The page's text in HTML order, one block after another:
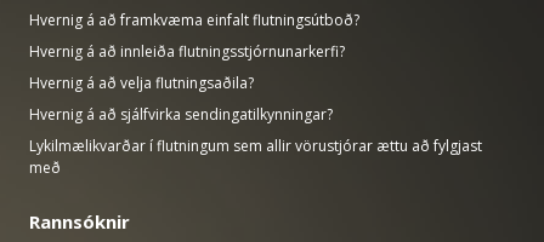
Hvernig á að framkvæma einfalt flutningsútboð?
Hvernig á að innleiða flutningsstjórnunarkerfi?
Hvernig á að velja flutningsaðila?
Hvernig á að sjálfvirka sendingatilkynningar?
Lykilmælikvarðar í flutningum sem allir vörustjórar ættu að fylgjast
með
Rannsóknir